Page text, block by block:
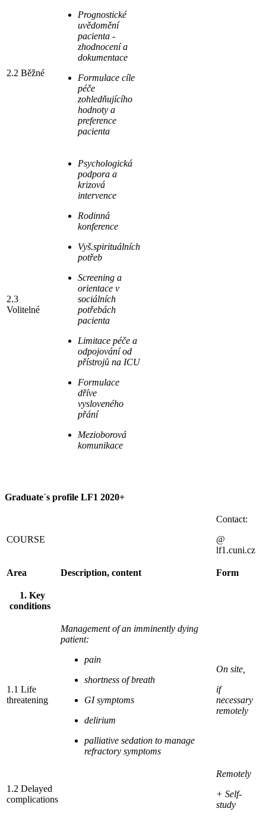
2.2 Běžné
Prognostické
uvědomění
pacienta -
zhodnocení a
dokumentace
Formulace cíle
péče
zohledňujícího
hodnoty a
preference
pacienta
2.3
Volitelné
Psychologická
podpora a
krizová
intervence
Rodinná
konference
Vyš.spirituálních
potřeb
Screening a
orientace v
sociálních
potřebách
pacienta
Limitace péče a
odpojování od
přístrojů na ICU
Formulace
dříve
vysloveného
přání
Mezioborová
komunikace
Graduate´s profile LF1 2020+
COURSE
Contact:
@
lf1.cuni.cz
Area Description, content Form
1. Key
conditions
1.1 Life
threatening
Management of an imminently dying
patient:
pain
shortness of breath
GI symptoms
delirium
palliative sedation to manage
refractory symptoms
On site,
if
necessary
remotely
1.2 Delayed
complications
Remotely
+ Self-
study